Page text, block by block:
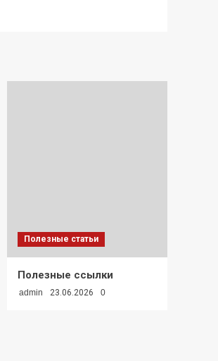
Полезные статьи
Полезные ссылки
admin 23.06.2026 0